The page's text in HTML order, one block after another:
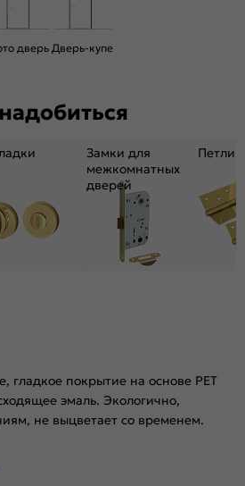
INVISIBLE
Алюминиевая матовый хром
Гладкая, матовая
Нет
Да (3 скрытые петли AGB)
проём:
дверь Дверь-купе
Замки для
межкомнатных
дверей
Петли
гладкое покрытие на основе PET
эмаль. Экологично,
не выцветает со временем.
AGB, выполнена фрезеровка